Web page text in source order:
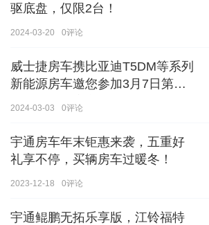
驱底盘，仅限2台！
2024-03-20 0评论
威士捷房车携比亚迪T5DM等系列
新能源房车邀您参加3月7日第八
届郑州国际房车展
2024-03-03 0评论
宇通房车年末钜惠来袭，五重好
礼享不停，买辆房车过暖冬！
2023-12-18 0评论
宇通鲲鹏无拓乐享版，江铃福特